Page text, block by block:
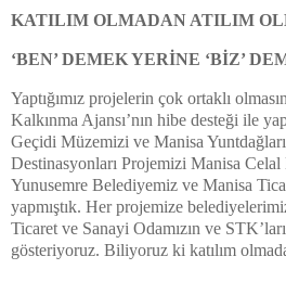
KATILIM OLMADAN ATILIM
‘BEN’ DEMEK YERİNE ‘BİZ’
Yaptığımız projelerin çok ortaklı
Kalkınma Ajansı’nın hibe desteği ile
Geçidi Müzemizi ve Manisa
Destinasyonları Projemizi Manisa
Yunusemre Belediyemiz ve Manisa
yapmıştık. Her projemize
Ticaret ve Sanayi Odamızın ve
gösteriyoruz. Biliyoruz ki katılım